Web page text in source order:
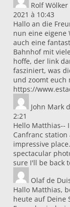
Rolf Wölker
2021 à 10:43
Hallo an die
nun eine eigene
auch eine
Bahnhof mit
hoffe, der link
fasziniert, was
und zoomt euch
https://
John Mark
2:21
Hello Matthias--
Canfranc
impressive
spectacular
sure I'll be back
Olafde
Hallo Matthias,
heute auf Deine